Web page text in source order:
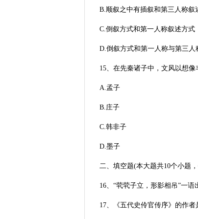
B.顺叙之中有插叙和第三人称叙
C.倒叙方式和第一人称叙述方式
D.倒叙方式和第一人称与第三人
15、在先秦诸子中，文风以想
A.孟子
B.庄子
C.韩非子
D.墨子
二、填空题(本大题共10个小题
16、“茕茕子立，形影相吊”一语
17、《五代史伶官传序》的作者